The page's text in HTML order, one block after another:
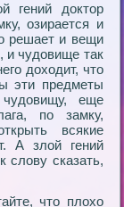
гений доктор
озирается и
решает и вещи
и чудовище так
доходит, что
эти предметы
еще
по замку,
всякие
А злой гений
слову сказать,
что плохо